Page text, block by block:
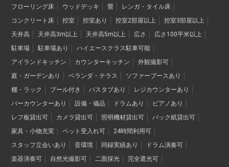
フローリング床
ウッドデッキ 畳
レンガ・タイル床
コンクリート床
控室 控室あり 控室2部屋以上
控室3部屋以上
天井高
天井高3m以上 天井高5m以上 広さ
広さ100平米以上
駐車場
駐車場あり
ハイエースクラス駐車可能
アイランドキッチン
カウンターキッチン
外観撮影可
庭・ガーデンあり
ベランダ・テラス
ソファーブースあり
棚・ラック
プール付き バスタブあり
レジカウンターあり
バーカウンターあり
設備・備品 ドラムあり
ピアノあり
レフ板貸出可
カメラ貸出可 照明機材貸出可
バック紙貸出可
家具・小物充実
ペット受入れ可
24時間利用可
スタッフ立会いあり
音環境 同録実績あり
ドラム演奏可
楽器演奏可
自然光撮影可 二面採光
完全遮光可